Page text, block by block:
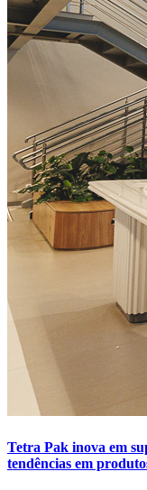
Tetra Pak inova em
tendências em